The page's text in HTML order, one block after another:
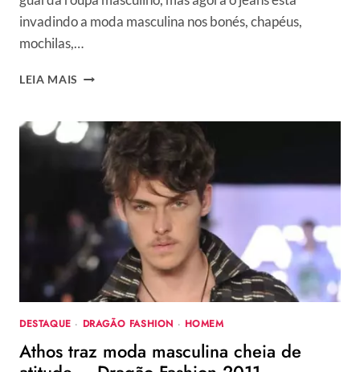
invadindo a moda masculina nos bonés, chapéus,
mochilas,…
LEIA MAIS MODA
TUDO
JEANS
PARA
ELES
DESTAQUE · DRAGÃO FASHION · HOMEM
Athos traz moda masculina cheia de